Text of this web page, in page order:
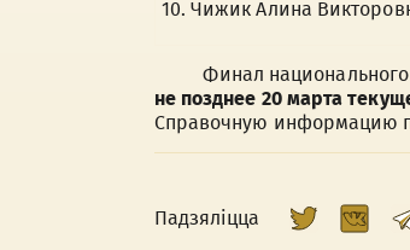
10. Чижик Алина
Финал национального
не позднее 20 марта
Справочную информацию
Падзяліцца